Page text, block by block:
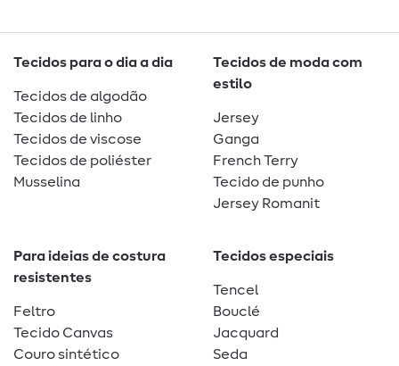
Tecidos para o dia a dia
Tecidos de algodão
Tecidos de linho
Tecidos de viscose
Tecidos de poliéster
Musselina
Tecidos de moda com
estilo
Jersey
Ganga
French Terry
Tecido de punho
Jersey Romanit
Para ideias de costura
resistentes
Feltro
Tecido Canvas
Couro sintético
Tecidos especiais
Tencel
Bouclé
Jacquard
Seda